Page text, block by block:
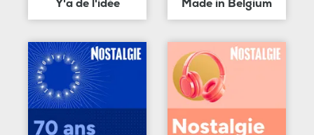
Y'a de l'idée Made in Belgium